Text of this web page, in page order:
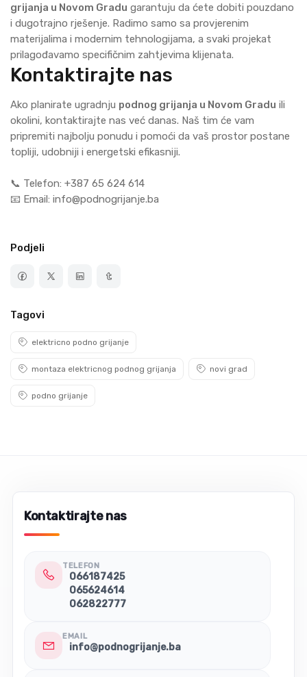
grijanja u Novom Gradu garantuju da ćete dobiti pouzdano
i dugotrajno rješenje. Radimo samo sa provjerenim
materijalima i modernim tehnologijama, a svaki projekat
prilagođavamo specifičnim zahtjevima klijenata.
Kontaktirajte nas
Ako planirate ugradnju podnog grijanja u Novom Gradu ili
okolini, kontaktirajte nas već danas. Naš tim će vam
pripremiti najbolju ponudu i pomoći da vaš prostor postane
topliji, udobniji i energetski efikasniji.
📞 Telefon: +387 65 624 614
📧 Email: info@podnogrijanje.ba
Podjeli
Tagovi
elektricno podno grijanje
montaza elektricnog podnog grijanja novi grad
podno grijanje
Kontaktirajte nas
TELEFON
066187425
065624614
062822777
EMAIL
info@podnogrijanje.ba